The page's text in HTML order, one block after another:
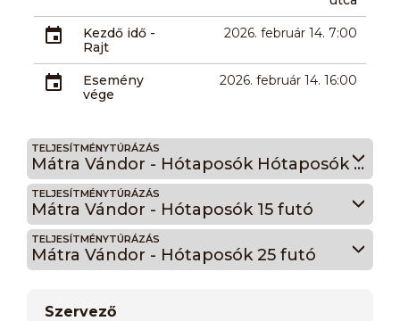
Kezdő idő -
Rajt
2026. február 14. 7:00
Esemény
vége
2026. február 14. 16:00
TELJESÍTMÉNYTÚRÁZÁS
Mátra Vándor - Hótaposók Hótaposók 25
TELJESÍTMÉNYTÚRÁZÁS
Mátra Vándor - Hótaposók 15 futó
TELJESÍTMÉNYTÚRÁZÁS
Mátra Vándor - Hótaposók 25 futó
Szervező